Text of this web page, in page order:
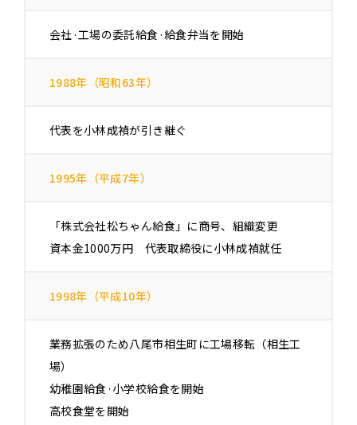
会社·工場の委託給食·給食弁当を開始
1988年（昭和63年）
代表を小林成禎が引き継ぐ
1995年（平成7年）
「株式会社松ちゃん給食」に商号、組織変更
資本金1000万円 代表取締役に小林成禎就任
1998年（平成10年）
業務拡張のため八尾市相生町に工場移転（相生工
場）
幼稚園給食·小学校給食を開始
高校食堂を開始